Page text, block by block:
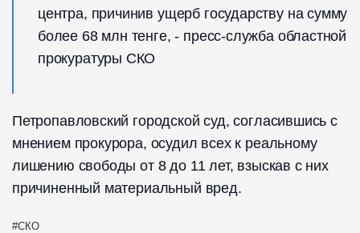
центра, причинив ущерб государству на сумму
более 68 млн тенге, - пресс-служба областной
прокуратуры СКО
Петропавловский городской суд, согласившись с
мнением прокурора, осудил всех к реальному
лишению свободы от 8 до 11 лет, взыскав с них
причиненный материальный вред.
СКО